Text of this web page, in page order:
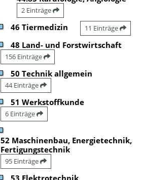
2 Einträge
46 Tiermedizin 11 Einträge
48 Land- und Forstwirtschaft
156 Einträge
50 Technik allgemein
44 Einträge
51 Werkstoffkunde
6 Einträge
52 Maschinenbau, Energietechnik,
Fertigungstechnik
95 Einträge
53 Elektrotechnik